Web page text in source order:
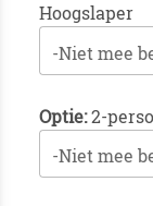
Hoogslaper
-Niet mee
Optie:2-
-Niet mee